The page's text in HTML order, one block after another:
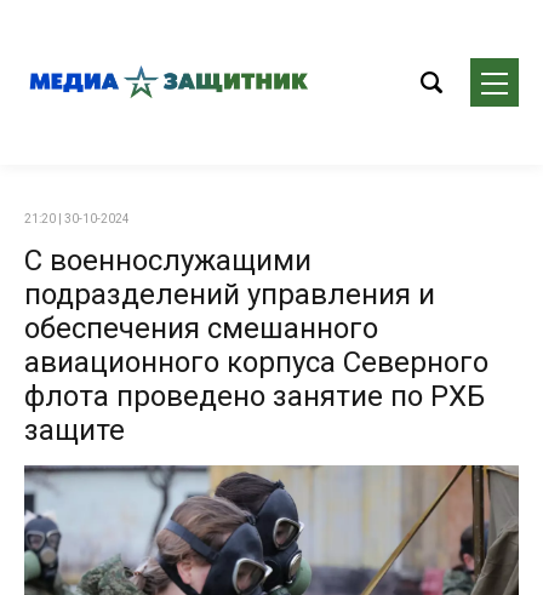
21:20 | 30-10-2024
С военнослужащими
подразделений управления и
обеспечения смешанного
авиационного корпуса Северного
флота проведено занятие по РХБ
защите